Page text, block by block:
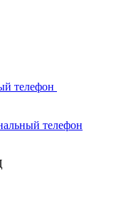
телефон
телефон